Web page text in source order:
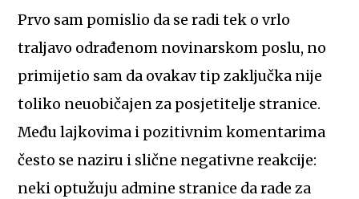
Prvo sam pomislio da se radi tek o vrlo
traljavo odrađenom novinarskom poslu, no
primijetio sam da ovakav tip zaključka nije
toliko neuobičajen za posjetitelje stranice.
Među lajkovima i pozitivnim komentarima
često se naziru i slične negativne reakcije:
neki optužuju admine stranice da rade za